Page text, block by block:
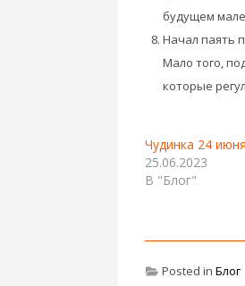
будущем
Начал паять
Мало того,
которые
Чудинка 24
25.06.2023
В "Блог"
Posted in Блог